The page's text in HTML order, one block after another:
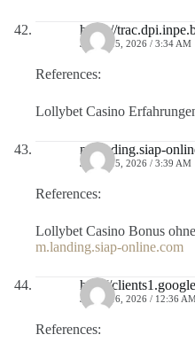
https://
JULIO 15, 2026 / 3:34 AM
References:
Lollybet Casino
m.landing.siap-
JULIO 15, 2026 / 3:39 AM
References:
Lollybet Casino Bonus
m.landing.siap-online.com
http://
JULIO 16, 2026 / 12:36
References: